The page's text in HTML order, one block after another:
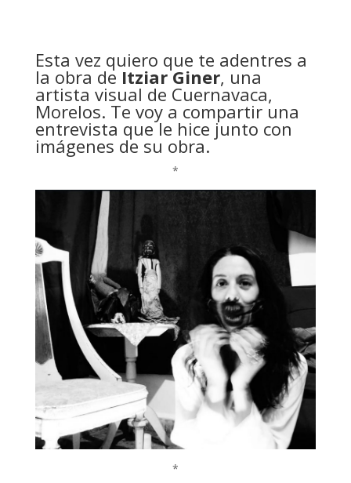
Esta vez quiero que te adentres a
la obra de Itziar Giner, una
artista visual de Cuernavaca,
Morelos. Te voy a compartir una
entrevista que le hice junto con
imágenes de su obra.
*
*